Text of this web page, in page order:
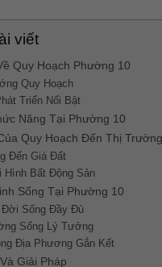
viết
Quy Hoạch Phường 10
Quy Hoạch
Triển Nổi Bật
Năng Tại Phường 10
Quy Hoạch Đến Thị
Đến Giá Đất
Hình Bất Động Sản
Sống Tại Phường 10
Đời Sống Đầy Đủ
Sống Lý Tưởng
Địa Phương Gắn Kết
Giải Pháp